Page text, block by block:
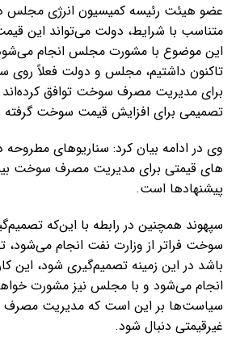
عضو هیئت رئیسه کمیسیون انرژی مجلس
متناسب با شرایط، دولت می‌تواند این
این موضوع با مشورت مجلس انجام
تاکنون داشتیم، مجلس و دولت فعلاً روی
برای مدیریت مصرف سوخت توافق
تصمیمی برای افزایش قیمت سوخت
وی در ادامه بیان کرد: سناریوهای
های قیمتی برای مدیریت مصرف سوخت
پیشنهادها است.
سپهوند همچنین در رابطه با این‌که
سوخت فراتر از وزارت نفت انجام می‌شود،
باشد در این زمینه تصمیم‌گیری شود، این
انجام می‌شود و با مجلس نیز مشورت
سیاست‌ها بر این است که مدیریت
غیرقیمتی دنبال شود.